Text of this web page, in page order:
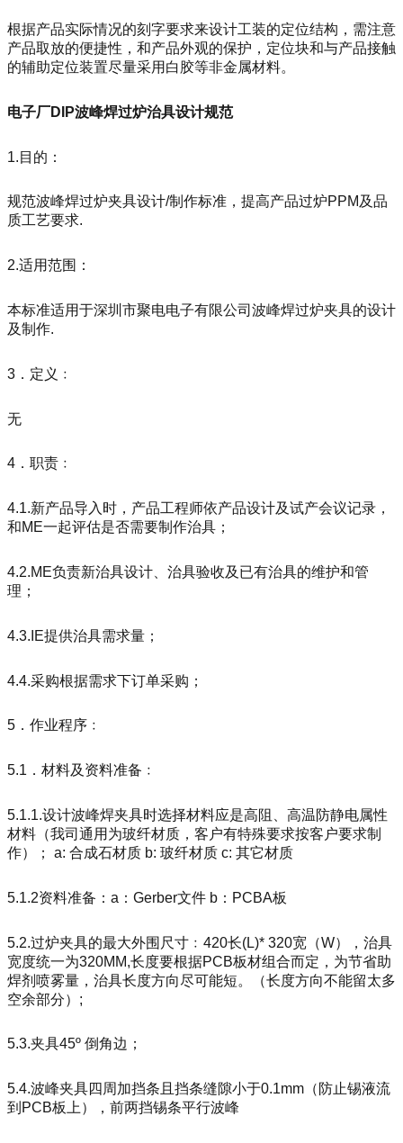
根据产品实际情况的刻字要求来设计工装的定位结构，需注意
产品取放的便捷性，和产品外观的保护，定位块和与产品接触
的辅助定位装置尽量采用白胶等非金属材料。
电子厂DIP波峰焊过炉治具设计规范
1.目的：
规范波峰焊过炉夹具设计/制作标准，提高产品过炉PPM及品
质工艺要求.
2.适用范围：
本标准适用于深圳市聚电电子有限公司波峰焊过炉夹具的设计
及制作.
3．定义﹕
无
4．职责﹕
4.1.新产品导入时，产品工程师依产品设计及试产会议记录，
和ME一起评估是否需要制作治具；
4.2.ME负责新治具设计、治具验收及已有治具的维护和管
理；
4.3.IE提供治具需求量；
4.4.采购根据需求下订单采购；
5．作业程序﹕
5.1．材料及资料准备﹕
5.1.1.设计波峰焊夹具时选择材料应是高阻、高温防静电属性
材料（我司通用为玻纤材质，客户有特殊要求按客户要求制
作）； a: 合成石材质 b: 玻纤材质 c: 其它材质
5.1.2资料准备：a：Gerber文件 b：PCBA板
5.2.过炉夹具的最大外围尺寸﹕420长(L)* 320宽（W），治具
宽度统一为320MM,长度要根据PCB板材组合而定，为节省助
焊剂喷雾量，治具长度方向尽可能短。（长度方向不能留太多
空余部分）;
5.3.夹具45º 倒角边；
5.4.波峰夹具四周加挡条且挡条缝隙小于0.1mm（防止锡液流
到PCB板上），前两挡锡条平行波峰